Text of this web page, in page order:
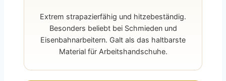
Extrem strapazierfähig und hitzebeständig.
Besonders beliebt bei Schmieden und
Eisenbahnarbeitern. Galt als das haltbarste
Material für Arbeitshandschuhe.